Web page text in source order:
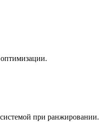
при ранжировании.